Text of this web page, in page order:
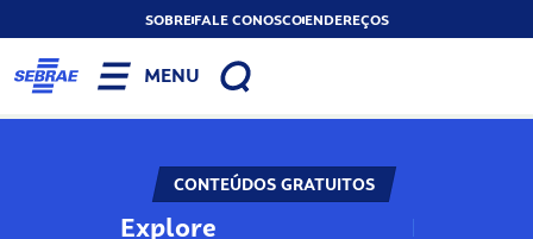
SOBREFALE CONOSCOENDEREÇOS
MENU
CONTEÚDOS GRATUITOS
Explore N